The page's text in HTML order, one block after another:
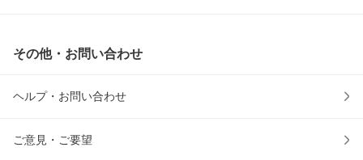
その他・お問い合わせ
ヘルプ・お問い合わせ
ご意見・ご要望